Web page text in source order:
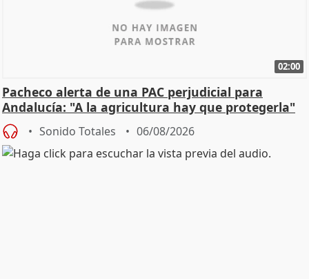
02:00
Pacheco alerta de una PAC perjudicial para
Andalucía: "A la agricultura hay que protegerla"
Sonido Totales 06/08/2026